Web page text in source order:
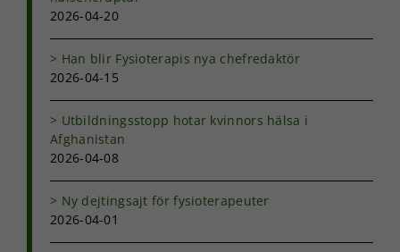
2026-04-20
Han blir Fysioterapis nya chefredaktör
2026-04-15
Utbildningsstopp hotar kvinnors hälsa i
Afghanistan
2026-04-08
Ny dejtingsajt för fysioterapeuter
2026-04-01
surfar ökar du
chansen att få se